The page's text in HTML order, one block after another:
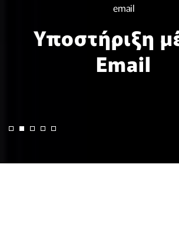
email
Υποστήριξη
Email